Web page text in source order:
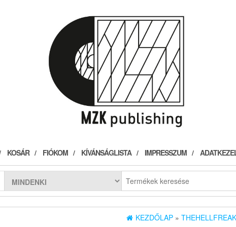
KOSÁR FIÓKOM KÍVÁNSÁGLISTA IMPRESSZUM
KEZDŐLAP »